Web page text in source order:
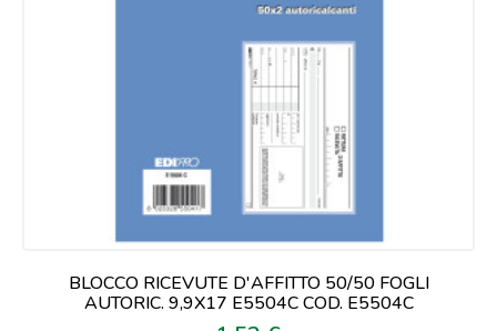
BLOCCO RICEVUTE D'AFFITTO 50/50 FOGLI
AUTORIC. 9,9X17 E5504C COD. E5504C